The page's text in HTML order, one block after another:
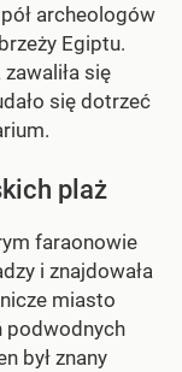
archeologów
Egiptu.
się
się dotrzeć
plaż
faraonowie
i znajdowała
miasto
podwodnych
był znany